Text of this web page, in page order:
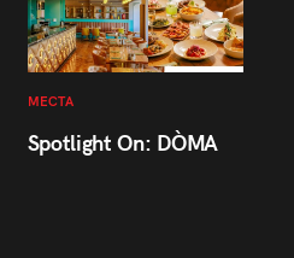
МЕСТА
Spotlight On: DÒMA